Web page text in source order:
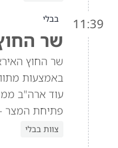
11:39 בבלי
שר
שר החוץ
באמצעות
עוד ארה"ב
פתיחת המצר -
צוות בבלי